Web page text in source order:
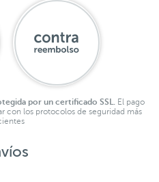
por un certificado SSL. El pago
con los protocolos de seguridad más